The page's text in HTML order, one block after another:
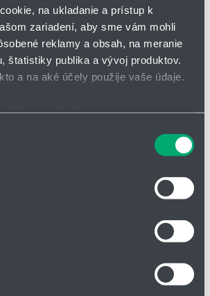
na ukladanie a prístup k
zariadení, aby sme vám mohli
reklamy a obsah, na meranie
štatistiky publika a vývoj produktov.
a na aké účely použije vaše údaje.
na niekoľko metrov
ako sa spracúvajú vaše osobné
zmeniť alebo odvolať cez Vyhlásenie
obsahu a reklám, poskytovanie funkcií